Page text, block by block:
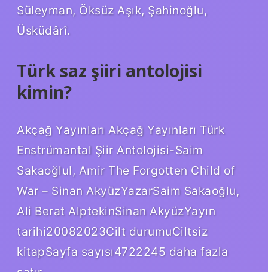
Süleyman, Öksüz Aşık, Şahinoğlu,
Üsküdârî.
Türk saz şiiri antolojisi
kimin?
Akçağ Yayınları Akçağ Yayınları Türk
Enstrümantal Şiir Antolojisi-Saim
SakaoğluI, Amir The Forgotten Child of
War – Sinan AkyüzYazarSaim Sakaoğlu,
Ali Berat AlptekinSinan AkyüzYayın
tarihi20082023Cilt durumuCiltsiz
kitapSayfa sayısı4722245 daha fazla